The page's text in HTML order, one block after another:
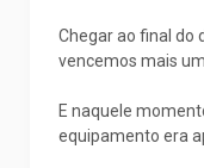
Chegar ao final do
vencemos mais
E naquele
equipamento era